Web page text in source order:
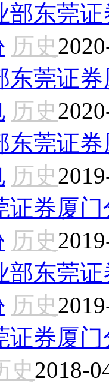
部东莞
历史
东莞证
历史
东莞证
历史
证券厦
历史
部东莞
历史
证券厦
史2018-